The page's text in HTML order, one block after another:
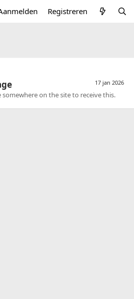
Registreren
17 jan 2026
somewhere on the site to receive this.